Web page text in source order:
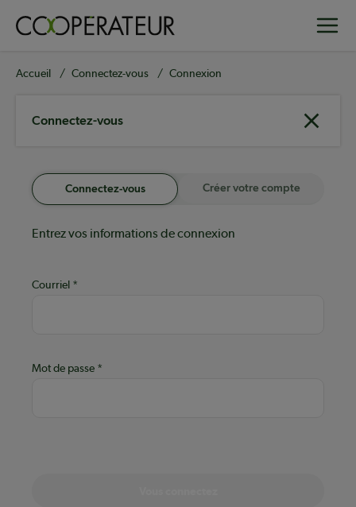
principal
Fil
Accueil Connectez-vous Connexion
Connectez-vous
Connectez-vous Créer votre compte
Entrez vos informations de connexion
Courriel
Mot de passe